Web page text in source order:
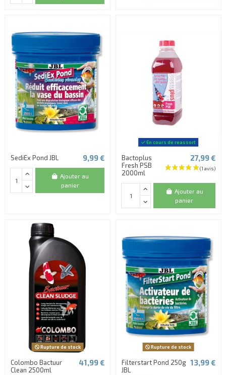
SediEx Pond JBL 9,99 €
Ajouter au
panier
En cours de reassort
Bactoplus
Fresh PSB
2000ml
27,99 €
Ajouter au
panier
Rupture de stock
Colombo Bactuur
Clean 2500ml
41,99 €
Rupture de stock
Filterstart Pond 250g
JBL
13,99 €